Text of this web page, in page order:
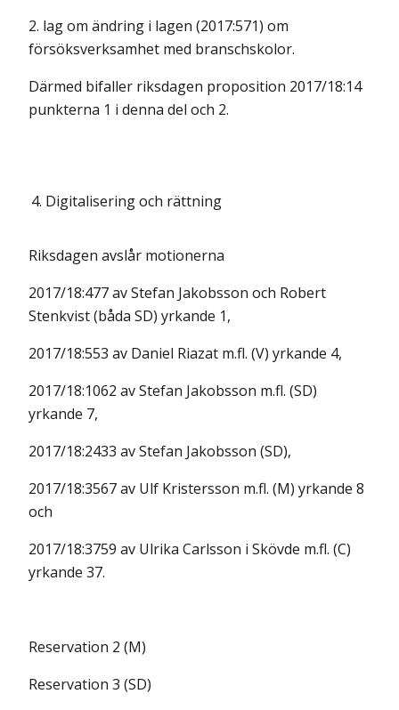
2. lag om ändring i lagen (2017:571) om
försöksverksamhet med branschskolor.
Därmed bifaller riksdagen proposition 2017/18:14
punkterna 1 i denna del och 2.
4. Digitalisering och rättning
Riksdagen avslår motionerna
2017/18:477 av Stefan Jakobsson och Robert
Stenkvist (båda SD) yrkande 1,
2017/18:553 av Daniel Riazat m.fl. (V) yrkande 4,
2017/18:1062 av Stefan Jakobsson m.fl. (SD)
yrkande 7,
2017/18:2433 av Stefan Jakobsson (SD),
2017/18:3567 av Ulf Kristersson m.fl. (M) yrkande 8
och
2017/18:3759 av Ulrika Carlsson i Skövde m.fl. (C)
yrkande 37.
Reservation 2 (M)
Reservation 3 (SD)